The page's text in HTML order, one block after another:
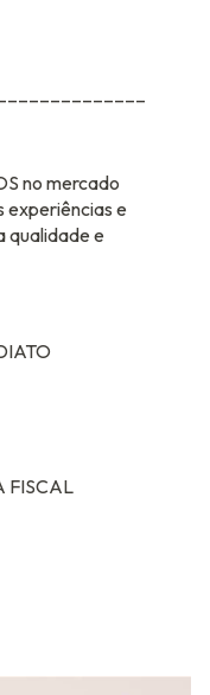
no mercado
experiências e
qualidade e
FISCAL